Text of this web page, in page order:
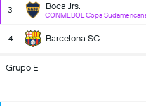
3 Boca Jrs.
CONMEBOL Copa
4 Barcelona SC
Grupo E